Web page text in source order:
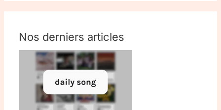
Nos derniers articles